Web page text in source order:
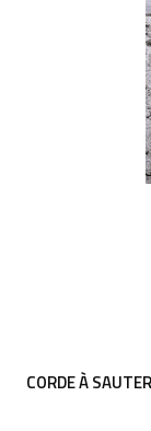
CORDE À